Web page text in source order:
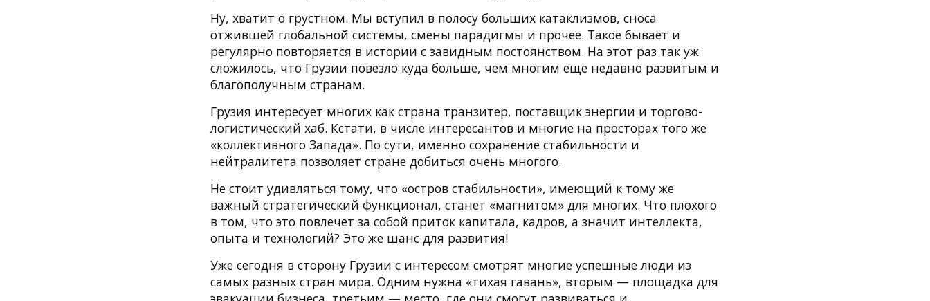
Ну, хватит о грустном. Мы вступил в полосу больших катаклизмов, сноса
отжившей глобальной системы, смены парадигмы и прочее. Такое бывает и
регулярно повторяется в истории с завидным постоянством. На этот раз так уж
сложилось, что Грузии повезло куда больше, чем многим еще недавно развитым и
благополучным странам.
Грузия интересует многих как страна транзитер, поставщик энергии и торгово-
логистический хаб. Кстати, в числе интересантов и многие на просторах того же
«коллективного Запада». По сути, именно сохранение стабильности и
нейтралитета позволяет стране добиться очень многого.
Не стоит удивляться тому, что «остров стабильности», имеющий к тому же
важный стратегический функционал, станет «магнитом» для многих. Что плохого
в том, что это повлечет за собой приток капитала, кадров, а значит интеллекта,
опыта и технологий? Это же шанс для развития!
Уже сегодня в сторону Грузии с интересом смотрят многие успешные люди из
самых разных стран мира. Одним нужна «тихая гавань», вторым — площадка для